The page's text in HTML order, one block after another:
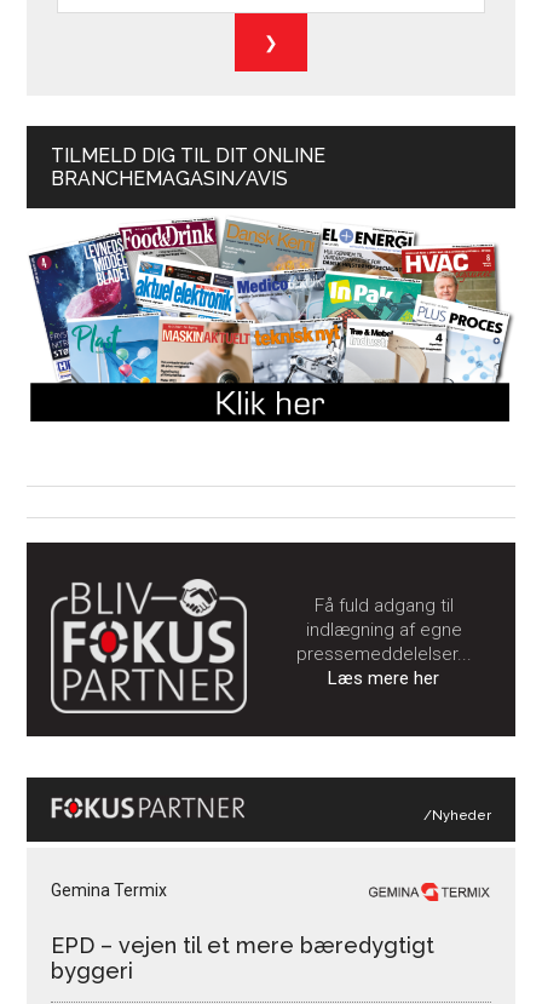
TILMELD DIG TIL DIT ONLINE
BRANCHEMAGASIN/AVIS
Få fuld adgang til
indlægning af egne
pressemeddelelser...
Læs mere her
/Nyheder
Gemina Termix
EPD – vejen til et mere bæredygtigt
byggeri